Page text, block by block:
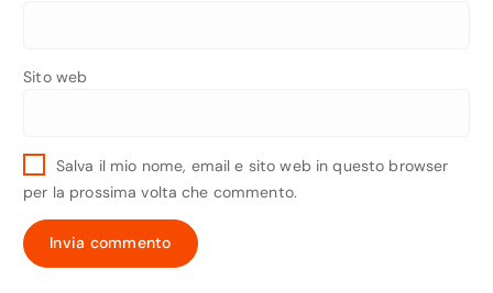
Sito web
Salva il mio nome, email e sito web in questo browser
per la prossima volta che commento.